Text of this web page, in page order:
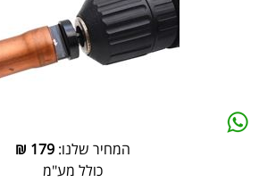
המחיר שלנו:179
₪
כולל מע"מ